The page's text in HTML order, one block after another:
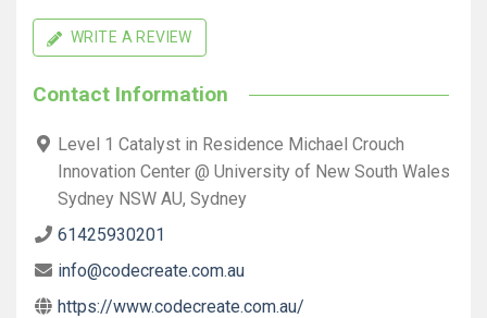
WRITE A REVIEW
Contact Information
Level 1 Catalyst in Residence Michael Crouch
Innovation Center @ University of New South Wales
Sydney NSW AU, Sydney
61425930201
info@codecreate.com.au
https://www.codecreate.com.au/